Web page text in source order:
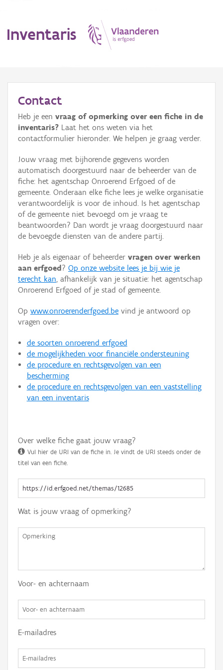
Inventaris
Erfgoedobject
Aanduidingsobject
Waarneming
Thema
Gebeurtenis
Persoon of collectief
Hergebruik
Aanmelden
Contact
Heb je een vraag of opmerking over een fiche in de
inventaris? Laat het ons weten via het
contactformulier hieronder. We helpen je graag verder.
Jouw vraag met bijhorende gegevens worden
automatisch doorgestuurd naar de beheerder van de
fiche: het agentschap Onroerend Erfgoed of de
gemeente. Onderaan elke fiche lees je welke organisatie
verantwoordelijk is voor de inhoud. Is het agentschap
of de gemeente niet bevoegd om je vraag te
beantwoorden? Dan wordt je vraag doorgestuurd naar
de bevoegde diensten van de andere partij.
Heb je als eigenaar of beheerder vragen over werken
aan erfgoed ? Op onze website lees je bij wie je
terecht kan, afhankelijk van je situatie: het agentschap
Onroerend Erfgoed of je stad of gemeente.
Op www.onroerenderfgoed.be vind je antwoord op
vragen over:
de soorten onroerend erfgoed
de mogelijkheden voor financiële ondersteuning
de procedure en rechtsgevolgen van een
bescherming
de procedure en rechtsgevolgen van een vaststelling
van een inventaris
Over welke fiche gaat jouw vraag?
Vul hier de URI van de fiche in. Je vindt de URI steeds onder de
titel van een fiche.
Wat is jouw vraag of opmerking?
Voor- en achternaam
E-mailadres